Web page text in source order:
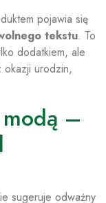
pojawia się
tekstu. To
dodatkiem, ale
okazji urodzin,
–
sugeruje odważny